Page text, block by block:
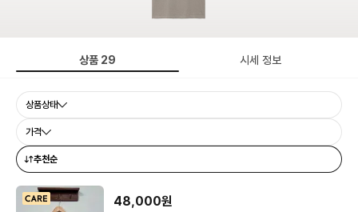
상품 29 시세 정보
상품상태
가격
추천순
48,000원